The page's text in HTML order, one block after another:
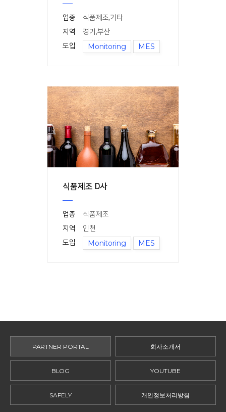
업종 식품제조,기타
지역
경기 ,부산
도입
Monitoring MES
식품제조 D사
업종
식품제조
지역
인천
도입
Monitoring MES
PARTNER PORTAL 회사소개서
BLOG YOUTUBE
SAFELY 개인정보처리방침